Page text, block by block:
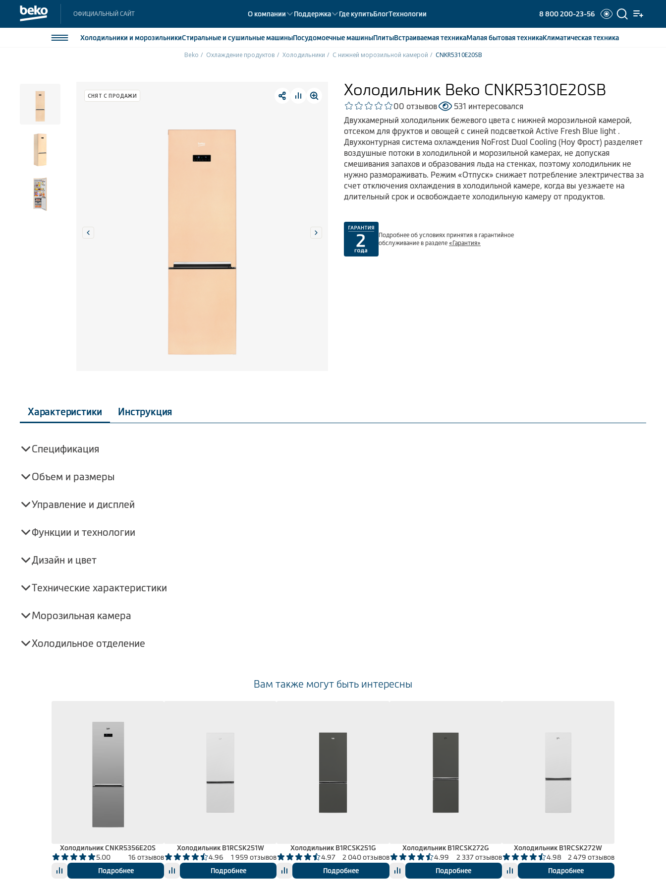
ОФИЦИАЛЬНЫЙ САЙТ О компании Поддержка Где купитьБлогТехнологии 8 800 200-23-56
Холодильники и морозильникиСтиральные и сушильные машиныПосудомоечныемашиныПлитыВстраиваемаятехникаМалая бытоваятехникаКлиматическаятехника
Стиральные и сушильные машины
Посудомоечные машины
Климатическая техника
Beko Охлаждение продуктов Холодильники С нижней морозильной камерой CNKR5310E20SB
СНЯТ С ПРОДАЖИ Холодильник Beko CNKR5310E20SB
00 отзывов
531 интересовался
Двухкамерный холодильник бежевого цвета с нижней морозильной камерой,
отсеком для фруктов и овощей с синей подсветкой Active Fresh Blue light .
Двухконтурная система охлаждения NoFrost Dual Cooling (Ноу Фрост) разделяет
воздушные потоки в холодильной и морозильной камерах, не допуская
смешивания запахов и образования льда на стенках, поэтому холодильник не
нужно размораживать. Режим «Отпуск» снижает потребление электричества за
счет отключения охлаждения в холодильной камере, когда вы уезжаете на
длительный срок и освобождаете холодильную камеру от продуктов.
Подробнее об условиях принятия в гарантийное
обслуживание в разделе «Гарантия»
Характеристики Инструкция
Спецификация
Объем и размеры
Управление и дисплей
Функции и технологии
Дизайн и цвет
Технические характеристики
Морозильная камера
Холодильное отделение
Вам также могут быть интересны
Холодильник CNKR5356E20S
5.00
16 отзывов
Подробнее
Холодильник B1RCSK251W
4.96
1 959 отзывов
Подробнее
Холодильник B1RCSK251G
4.97
2 040 отзывов
Подробнее
Холодильник B1RCSK272G
4.99
2 337 отзывов
Подробнее
Холодильник B1RCSK272W
4.98
2 479 отзывов
Подробнее